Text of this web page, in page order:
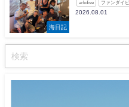
海日記
arkdive ファンダイ
2026.08.01